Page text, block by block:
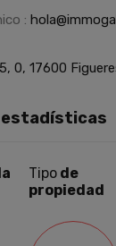
:
0, 17600
estadísticas
Tipo de
propiedad